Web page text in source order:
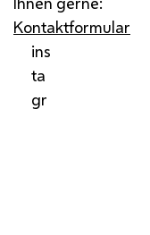
Kontaktformular
ins
ta
gr